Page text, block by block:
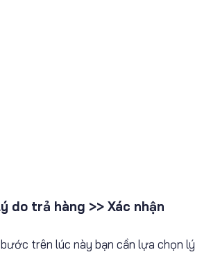
do trả hàng >> Xác nhận
trên lúc này bạn cần lựa chọn lý